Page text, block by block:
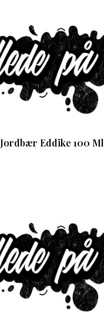
Jordbær Eddike 100 Ml